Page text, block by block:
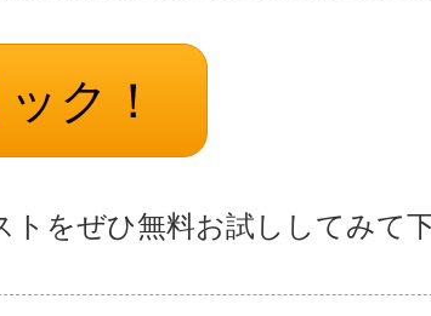
ク！
をぜひ無料お試ししてみて